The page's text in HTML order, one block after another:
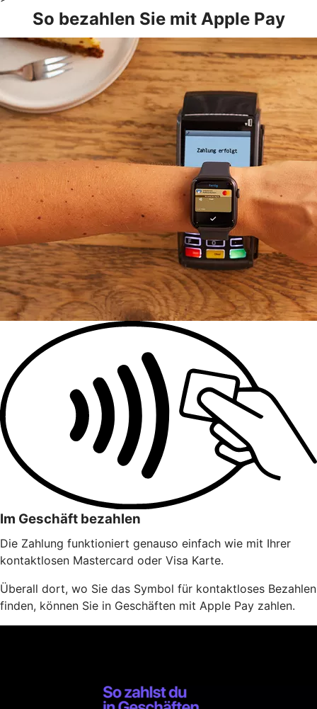
So bezahlen Sie mit Apple Pay
Im Geschäft bezahlen
Die Zahlung funktioniert genauso einfach wie mit Ihrer
kontaktlosen Mastercard oder Visa Karte.
Überall dort, wo Sie das Symbol für kontaktloses Bezahlen
finden, können Sie in Geschäften mit Apple Pay zahlen.